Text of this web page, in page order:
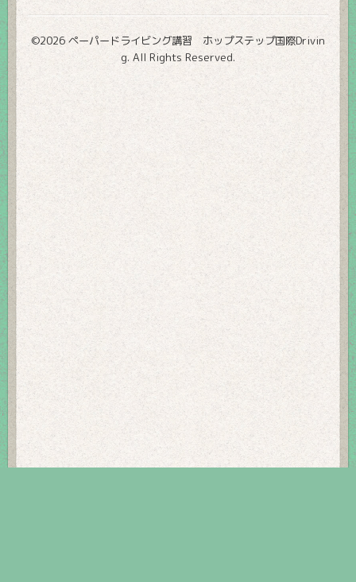
©2026 ペーパードライビング講習 ホップステップ国際Drivin
g. All Rights Reserved.